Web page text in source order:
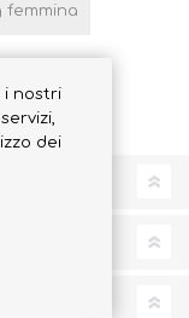
femmina
i nostri
dei